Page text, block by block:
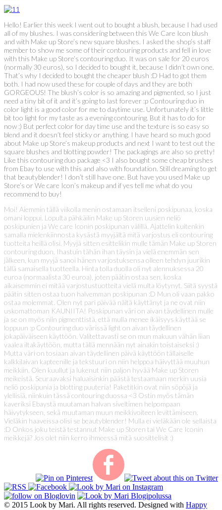
Hello! Earlier this week I went out to bought a blush, because I had used
all of my blushes. I was considering between this We Care Icon blush
and with Make up Store’s new square blushes. I asked the shop’s staff
member to show me some of their contouring products and fell in love
with this Make up Store’s contouring duo. It was on sale for 20 euros
(normally 30 euros), so I decided to bought it, because I didn’t own one.
That’s why I decided to bought the cheaper blush :D Had to got them
both. I had now used these for couple of days and they are both
GORGEOUS! The blush’s color is so amazing and pigmented, so I just
need a tiny bit of it and it’s going to last forever :p Contouring duo in
color light is a good color for me to daytime use. Unfortunately it’s little
bit too light for my taste as a evening contouring. But it has to do for
now :) But perfect color for day time use and the texture is so easy so
blend and it doesn’t feel sticky or anything. I have heard so much good
about Make up Store’s makeup products and next I want to test out the
square blushes and blotting powder! The packagings are also so pretty!
Like this contouring duo package <3 I also bought some cheap brushes
from Ebay to use with this and also with foundation. Still dreaming to get
that beautyblender! I don’t still have one. But have you used Make up
Store’s or We care Icon’s makeup and if yes tell me what do you
recommend to buy!
Moi! Aiemmin tällä viikolla menin ostamaan itselleni poskipunaa, koska
omani loppui. Lopulta pähkäilin Make up Storen uusien neliö
poskipunien ja We care Iconin poskipunan välillä. Ajattelin kuitenkin
samalla mielenkiinnosta kysästä myyjältä mitä varjostus eli contouring
tuotteita heillä olisi. Myyjä sitten esittelikin mulle tämän Make up Storen
contouring duon. Ihastuin tähän ihan täysin ja vielä enemmän sen
jälkeen, kun myyjä sanoi hänen varjostuksensa olleen tehdyn juurikin
tällä samaisella tuotteella. Hinta tolla duolla oli nyt alennuksessa 20
euroa (normaalista 30 euroa), joten päätin ostaa sen, koska
aikaisemmin ei mitää varjostustuotteita vielä multa löytynyt. Siitä syystä
päätin sitten ostaa tuon halvemman poskipunan :D Mun oli vaan pakko
ostaa molemmat. Olen nyt pari päivää näitä käyttänyt ja ne ovat niin
uskomattoman KAUNIITA! Poskipunan väri on aivan täydellinen mulle
ja se on myös niin pigmenttistä, että mulla menee ikäisyys käyttää se
loppuun :p Contouring duo värissä light on aivan täydellinen
jokapäiväiseen käyttöön. Valitettavasti se on mun makuun vähän liian
vaalea iltakäyttöön, mutta tällä mennään nyt ainakin toistaiseksi :)
Mutta väri on tosiaan aivan täydellinen päivä käyttöön tällaiselle
kalkkilaivan kapteenille ja tekstuuri on niin helppoa häivyttää muuhun
meikkiin. Olen kuullut ja lukenut niin paljon hyvää Make up Storen
meikeistä. Seuraavaksi haluaisinkin päästä testaamaan merkin uusia
neliö poskipunia ja blotting puuteria! Paketitkin ovat niin söpöjä ja
ylellisiä, niinkuin tässä contouring duossa <3 Ostin myös tämän
kaveriksi Ebaystä muutaman halvan siveltimen helpompaan
häivytykseen, sekä muutaman muun meikkivoiteen levittämiseen.
Vieläkin haaveissa olisi se beautyblender! Mulla ei vieläkään ole sellaista
:D Onkos joku teistä testannut Make up Storen tai We Care Iconin
meikkejä? Jos olet niin kerro ihmeessä mitä suosittelisit :)
© 2015 Look by Mari. All rights reserved. Designed with Happy